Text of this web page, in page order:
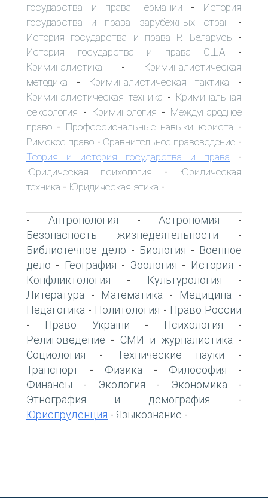
государства и права Германии - История
государства и права зарубежных стран -
История государства и права Р. Беларусь -
История государства и права США -
Криминалистика - Криминалистическая
методика - Криминалистическая тактика -
Криминалистическая техника - Криминальная
сексология - Криминология - Международное
право - Профессиональные навыки юриста -
Римское право- Сравнительное правоведение -
Теория и история государства и права -
Юридическая психология -
Юридическая
техника - Юридическая этика -
- Антропология -Астрономия -
Безопасность жизнедеятельности -
Библиотечное дело - Биология - Военное
дело - География - Зоология - История -
Конфликтология - Культурология -
Литература - Математика - Медицина -
Педагогика - Политология - Право России
- Право України - Психология -
Религоведение - СМИ и журналистика -
Социология - Технические науки -
Транспорт - Физика - Философия -
Финансы - Экология - Экономика -
Этнография и демография -
Юриспруденция - Языкознание -